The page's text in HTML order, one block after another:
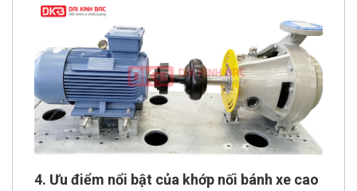
4. Ưu điểm nổi bật của khớp nối bánh xe cao